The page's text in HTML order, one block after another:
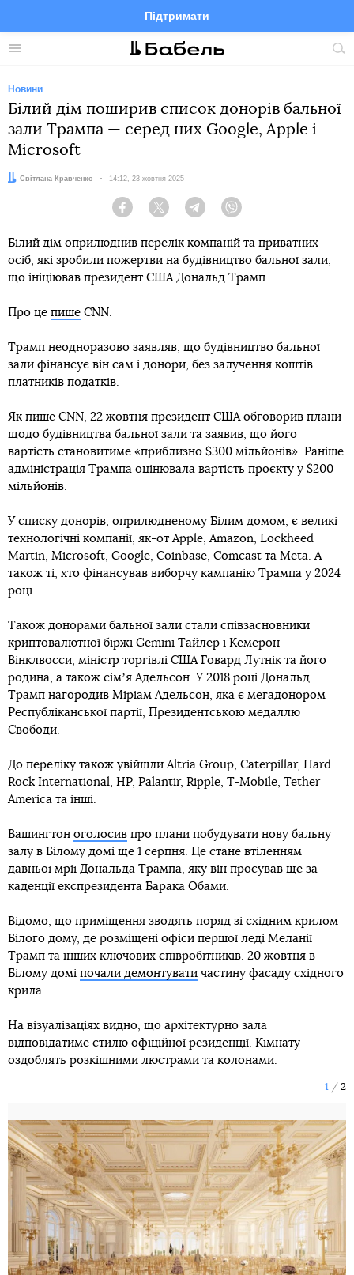
Меню
Підтримати
FacebookTelegramTwitter
Новини
Білий дім поширив список донорів бальної
зали Трампа — серед них Google, Apple і
Microsoft
Автор:
Світлана Кравченко Дата:
14:12, 23 жовтня 2025
Facebook Twitter Telegram
Білий дім оприлюднив перелік компаній та приватних
осіб, які зробили пожертви на будівництво бальної зали,
що ініціював президент США Дональд Трамп.
Про це пише CNN.
Трамп неодноразово заявляв, що будівництво бальної
зали фінансує він сам і донори, без залучення коштів
платників податків.
Як пише CNN, 22 жовтня президент США обговорив плани
щодо будівництва бальної зали та заявив, що його
вартість становитиме «приблизно $300 мільйонів». Раніше
адміністрація Трампа оцінювала вартість проєкту у $200
мільйонів.
У списку донорів, оприлюдненому Білим домом, є великі
технологічні компанії, як-от Apple, Amazon, Lockheed
Martin, Microsoft, Google, Coinbase, Comcast та Meta. А
також ті, хто фінансував виборчу кампанію Трампа у 2024
році.
Також донорами бальної зали стали співзасновники
криптовалютної біржі Gemini Тайлер і Кемерон
Вінклвосси, міністр торгівлі США Говард Лутнік та його
родина, а також сімʼя Адельсон. У 2018 році Дональд
Трамп нагородив Міріам Адельсон, яка є мегадонором
Республіканської партії, Президентською медаллю
Свободи.
До переліку також увійшли Altria Group, Caterpillar, Hard
Rock International, HP, Palantir, Ripple, T-Mobile, Tether
America та інші.
Вашингтон оголосив про плани побудувати нову бальну
залу в Білому домі ще 1 серпня. Це стане втіленням
давньої мрії Дональда Трампа, яку він просував ще за
каденції експрезидента Барака Обами.
Відомо, що приміщення зводять поряд зі східним крилом
Білого дому, де розміщені офіси першої леді Меланії
Трамп та інших ключових співробітників. 20 жовтня в
Білому домі почали демонтувати частину фасаду східного
крила.
На візуалізаціях видно, що архітектурно зала
відповідатиме стилю офіційної резиденції. Кімнату
оздоблять розкішними люстрами та колонами.
1 2